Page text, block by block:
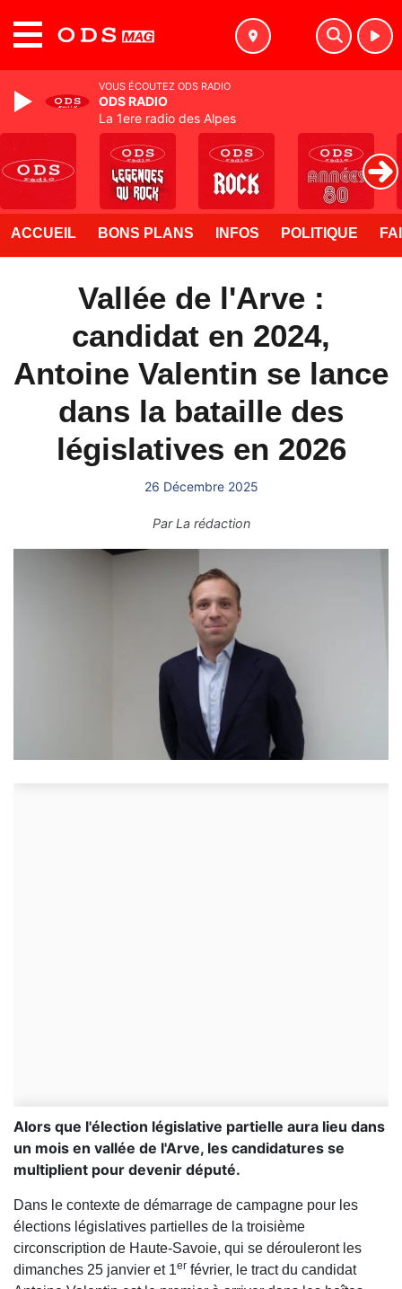
ACCUEIL BONS PLANS INFOS POLITIQUE
Vallée de l'Arve :
candidat en 2024,
Antoine Valentin se lance
dans la bataille des
législatives en 2026
26 Décembre 2025
ParLa rédaction
Alors que l'élection législative partielle aura lieu dans
un mois en vallée de l'Arve, les candidatures se
multiplient pour devenir député.
Dans le contexte de démarrage de campagne pour les
élections législatives partielles de la troisième
circonscription de Haute-Savoie, qui se dérouleront les
dimanches 25 janvier et 1er février, le tract du candidat
VOUS ÉCOUTEZ ODS RADIO
ODS RADIO
La 1ere radio des Alpes